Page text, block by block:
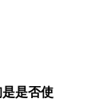
是否使